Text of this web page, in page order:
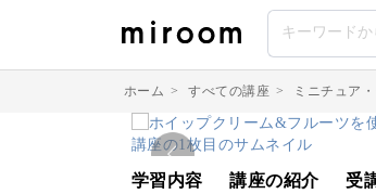
ホーム > すべての講座 > ミニチュア
学習内容 講座の紹介 受